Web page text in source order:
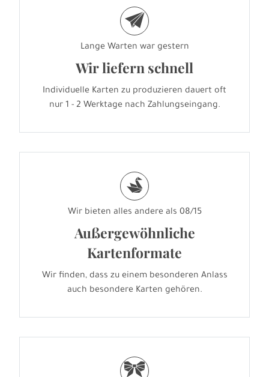
e
Lange Warten war gestern
Wir liefern schnell
Individuelle Karten zu produzieren dauert oft
nur 1 - 2 Werktage nach Zahlungseingang.
s
Wir bieten alles andere als 08/15
Außergewöhnliche
Kartenformate
Wir finden, dass zu einem besonderen Anlass
auch besondere Karten gehören.
r